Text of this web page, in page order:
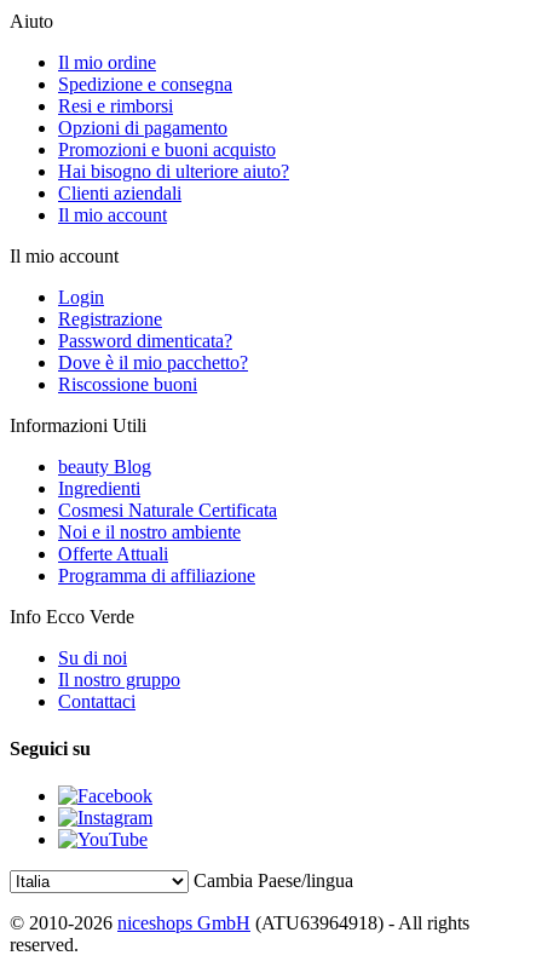
Aiuto
Il mio ordine
Spedizione e consegna
Resi e rimborsi
Opzioni di pagamento
Promozioni e buoni acquisto
Hai bisogno di ulteriore aiuto?
Clienti aziendali
Il mio account
Il mio account
Login
Registrazione
Password dimenticata?
Dove è il mio pacchetto?
Riscossione buoni
Informazioni Utili
beauty Blog
Ingredienti
Cosmesi Naturale Certificata
Noi e il nostro ambiente
Offerte Attuali
Programma di affiliazione
Info Ecco Verde
Su di noi
Il nostro gruppo
Contattaci
Seguici su
Cambia Paese/lingua
© 2010-2026 niceshops GmbH (ATU63964918) - All rights
reserved.